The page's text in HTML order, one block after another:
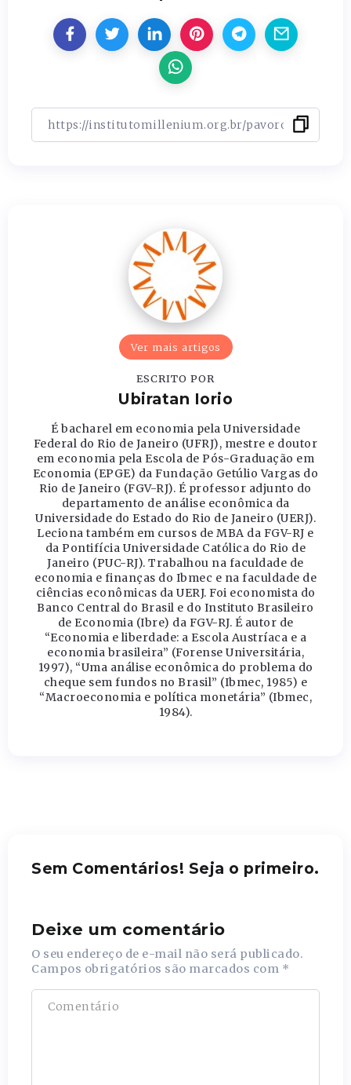
Ver mais artigos
ESCRITO POR
Ubiratan Iorio
É bacharel em economia pela Universidade
Federal do Rio de Janeiro (UFRJ), mestre e doutor
em economia pela Escola de Pós-Graduação em
Economia (EPGE) da Fundação Getúlio Vargas do
Rio de Janeiro (FGV-RJ). É professor adjunto do
departamento de análise econômica da
Universidade do Estado do Rio de Janeiro (UERJ).
Leciona também em cursos de MBA da FGV-RJ e
da Pontifícia Universidade Católica do Rio de
Janeiro (PUC-RJ). Trabalhou na faculdade de
economia e finanças do Ibmec e na faculdade de
ciências econômicas da UERJ. Foi economista do
Banco Central do Brasil e do Instituto Brasileiro
de Economia (Ibre) da FGV-RJ. É autor de
“Economia e liberdade: a Escola Austríaca e a
economia brasileira” (Forense Universitária,
1997), “Uma análise econômica do problema do
cheque sem fundos no Brasil” (Ibmec, 1985) e
“Macroeconomia e política monetária” (Ibmec,
1984).
Sem Comentários! Seja o primeiro.
Deixe um comentário
O seu endereço de e-mail não será publicado.
Campos obrigatórios são marcados com *